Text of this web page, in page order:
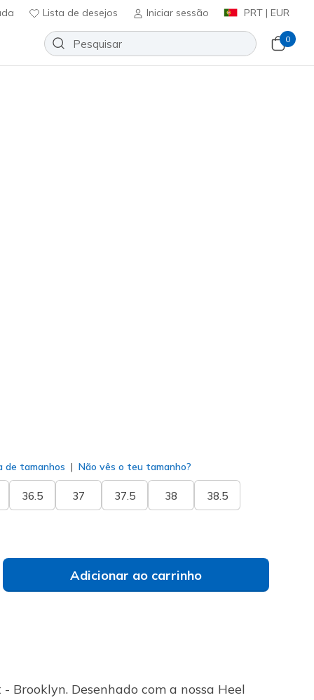
Lista de desejos Iniciar sessão PRT | EUR
0
de tamanhos Não vês o teu tamanho?
36.5 37 37.5 38 38.5
Adicionar ao carrinho
Desenhado com a nossa Heel